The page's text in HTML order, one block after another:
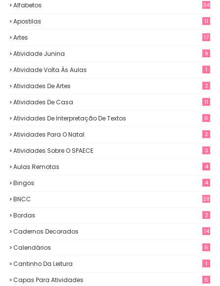
Alfabetos 34
Apostilas 11
Artes 17
Atividade Junina 9
Atividade Volta Às Aulas 1
Atividades De Artes 2
Atividades De Casa 11
Atividades De Interpretação De Textos 6
Atividades Para O Natal 2
Atividades Sobre O SPAECE 3
Aulas Remotas 4
Bingos 4
BNCC 28
Bordas 2
Cadernos Decorados 14
Calendários 6
Cantinho Da Leitura 1
Capas Para Atividades 6